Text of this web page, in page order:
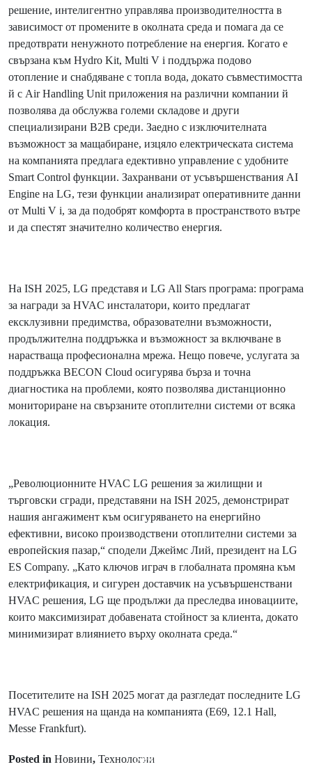
решение, интелигентно управлява производителността в
зависимост от промените в околната среда и помага да се
предотврати ненужното потребление на енергия. Когато е
свързана към Hydro Kit, Multi V i поддържа подово
отопление и снабдяване с топла вода, докато съвместимостта
й с Air Handling Unit приложения на различни компании й
позволява да обслужва големи складове и други
специализирани В2В среди. Заедно с изключителната
възможност за мащабиране, изцяло електрическата система
на компанията предлага едективно управление с удобните
Smart Control функции. Захранвани от усъвършенствания AI
Engine на LG, тези функции анализират оперативните данни
от Multi V i, за да подобрят комфорта в пространството вътре
и да спестят значително количество енергия.
На ISH 2025, LG представя и LG All Stars програма: програма
за награди за HVAC инсталатори, които предлагат
ексклузивни предимства, образователни възможности,
продължителна поддръжка и възможност за включване в
нарастваща професионална мрежа. Нещо повече, услугата за
поддръжка BECON Cloud осигурява бърза и точна
диагностика на проблеми, която позволява дистанционно
мониториране на свързаните отоплителни системи от всяка
локация.
„Революционните HVAC LG решения за жилищни и
търговски сгради, представяни на ISH 2025, демонстрират
нашия ангажимент към осигуряването на енергийно
ефективни, високо производствени отоплителни системи за
европейския пазар,“ сподели Джеймс Лий, президент на LG
ES Company. „Като ключов играч в глобалната промяна към
електрификация, и сигурен доставчик на усъвършенствани
HVAC решения, LG ще продължи да преследва иновациите,
които максимизират добавената стойност за клиента, докато
минимизират влиянието върху околната среда.“
Посетителите на ISH 2025 могат да разгледат последните LG
HVAC решения на щанда на компанията (E69, 12.1 Hall,
Messe Frankfurt).
Posted in Новини, ТехнологииNext Post